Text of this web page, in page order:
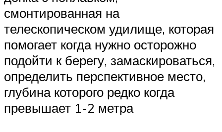
смонтированная на
телескопическом удилище, которая
помогает когда нужно осторожно
подойти к берегу, замаскироваться,
определить перспективное место,
глубина которого редко когда
превышает 1-2 метра